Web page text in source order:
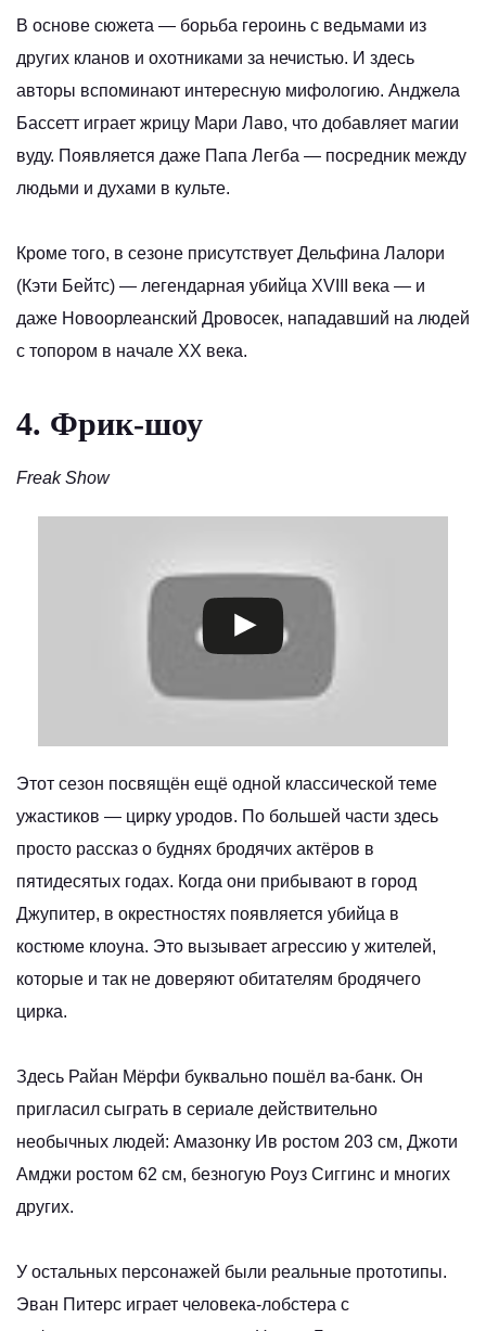
В основе сюжета — борьба героинь с ведьмами из
других кланов и охотниками за нечистью. И здесь
авторы вспоминают интересную мифологию. Анджела
Бассетт играет жрицу Мари Лаво, что добавляет магии
вуду. Появляется даже Папа Легба — посредник между
людьми и духами в культе.
Кроме того, в сезоне присутствует Дельфина Лалори
(Кэти Бейтс) — легендарная убийца XVIII века — и
даже Новоорлеанский Дровосек, нападавший на людей
с топором в начале XX века.
4. Фрик-шоу
Freak Show
Этот сезон посвящён ещё одной классической теме
ужастиков — цирку уродов. По большей части здесь
просто рассказ о буднях бродячих актёров в
пятидесятых годах. Когда они прибывают в город
Джупитер, в окрестностях появляется убийца в
костюме клоуна. Это вызывает агрессию у жителей,
которые и так не доверяют обитателям бродячего
цирка.
Здесь Райан Мёрфи буквально пошёл ва-банк. Он
пригласил сыграть в сериале действительно
необычных людей: Амазонку Ив ростом 203 см, Джоти
Амджи ростом 62 см, безногую Роуз Сиггинс и многих
других.
У остальных персонажей были реальные прототипы.
Эван Питерс играет человека-лобстера с